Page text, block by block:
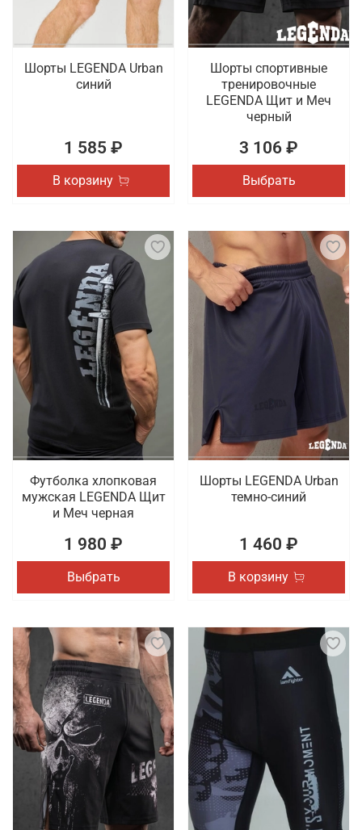
Шорты LEGENDA Urban
синий
1 585 ₽
В корзину
Шорты спортивные
тренировочные
LEGENDA Щит и Меч
черный
3 106 ₽
Выбрать
Футболка хлопковая
мужская LEGENDA Щит
и Меч черная
1 980 ₽
Выбрать
Шорты LEGENDA Urban
темно-синий
1 460 ₽
В корзину